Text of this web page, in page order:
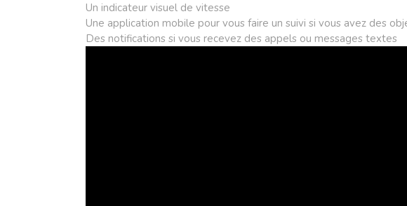
Un indicateur visuel de vitesse
Une application mobile pour vous faire un suivi si vous avez des
Des notifications si vous recevez des appels ou messages textes